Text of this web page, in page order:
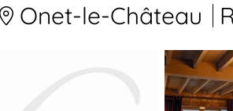
Onet-le-Château